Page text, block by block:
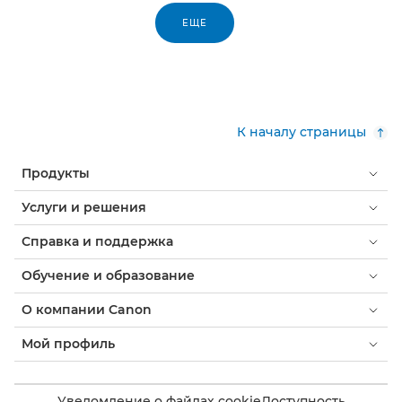
ЕЩЕ
К началу страницы
Продукты
Услуги и решения
Справка и поддержка
Обучение и образование
О компании Canon
Мой профиль